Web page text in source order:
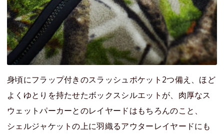
身頃にフラップ付きのスラッシュポケット2つ備え、ほど
よくゆとりを持たせたボックスシルエットが、肉厚なス
ウェットパーカーとのレイヤードはもちろんのこと、
シェルジャケットの上に羽織るアウターレイヤードにも